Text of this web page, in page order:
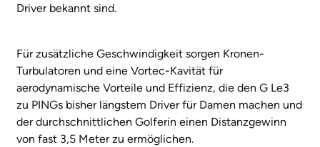
Driver bekannt sind.
Für zusätzliche Geschwindigkeit sorgen Kronen-
Turbulatoren und eine Vortec-Kavität für
aerodynamische Vorteile und Effizienz, die den G Le3
zu PINGs bisher längstem Driver für Damen machen und
der durchschnittlichen Golferin einen Distanzgewinn
von fast 3,5 Meter zu ermöglichen.